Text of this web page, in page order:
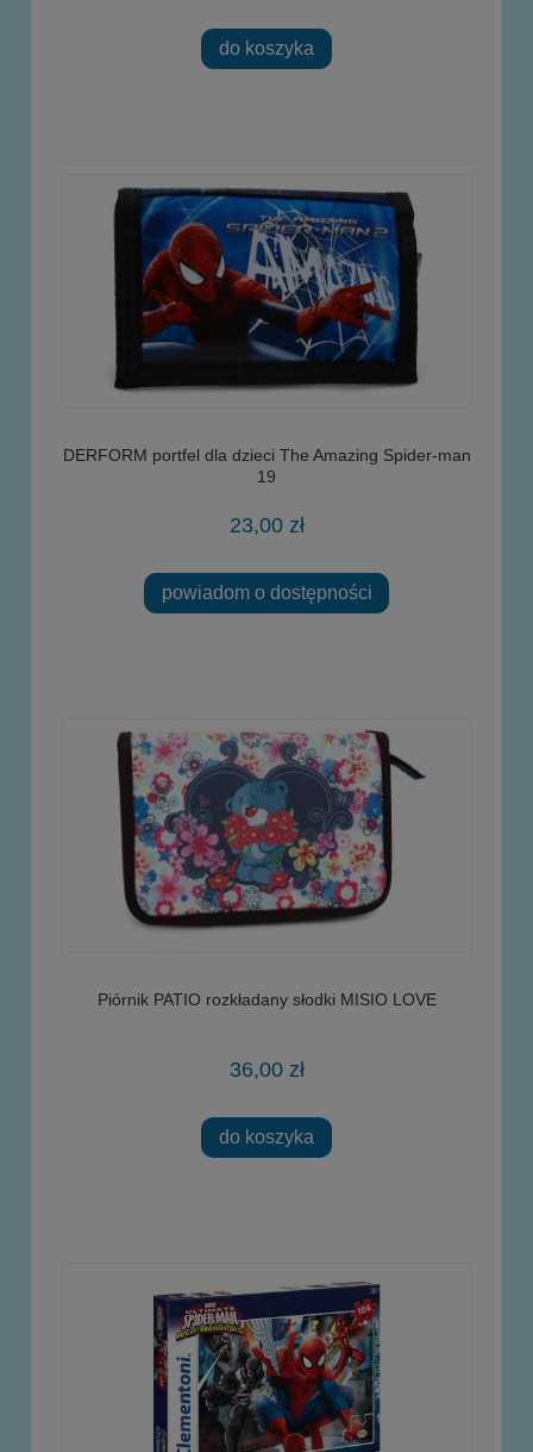
do koszyka
DERFORM portfel dla dzieci The Amazing Spider-man
19
23,00 zł
powiadom o dostępności
Piórnik PATIO rozkładany słodki MISIO LOVE
36,00 zł
do koszyka